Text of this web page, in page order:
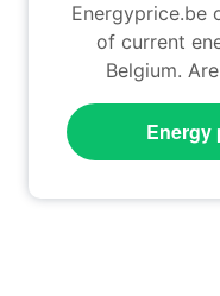
Energyprice.be
of current
Belgium.
Energy